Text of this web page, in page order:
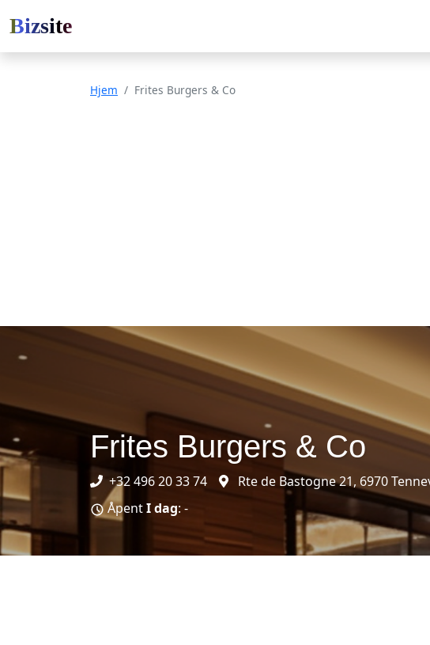
Bizsite
Hjem Frites Burgers & Co
Frites Burgers & Co
+32 496 20 33 74
Rte de Bastogne 21, 6970
ÅpentI dag: -